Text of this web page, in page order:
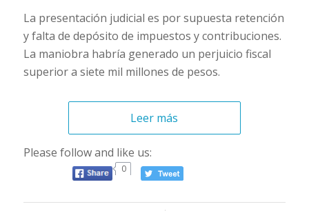
La presentación judicial es por supuesta retención
y falta de depósito de impuestos y contribuciones.
La maniobra habría generado un perjuicio fiscal
superior a siete mil millones de pesos.
Leer más
Please follow and like us:
0